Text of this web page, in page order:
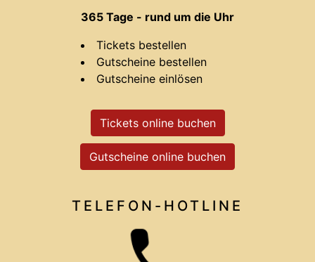
365 Tage - rund um die Uhr
Tickets bestellen
Gutscheine bestellen
Gutscheine einlösen
Tickets online buchen
Gutscheine online buchen
TELEFON-HOTLINE